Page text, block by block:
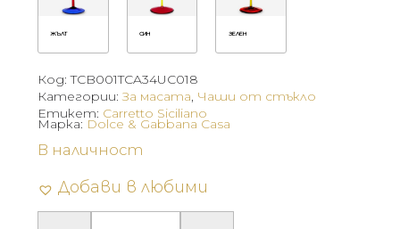
ЖЪЛТ СИН ЗЕЛЕН
Код:TCB001TCA34UC018
Категории:За масата, Чаши от стъкло
Етикет: Carretto Siciliano
В наличност
Добави в любими
Марка: Dolce & Gabbana Casa